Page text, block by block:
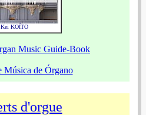
Kei KOÏTO
Music Guide-Book
Música de Órgano
d'orgue